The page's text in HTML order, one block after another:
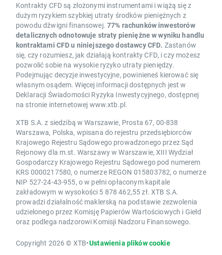
Kontrakty CFD są złożonymi instrumentami i wiążą się z
dużym ryzykiem szybkiej utraty środków pieniężnych z
powodu dźwigni finansowej. 77% rachunków inwestorów
detalicznych odnotowuje straty pieniężne w wyniku handlu
kontraktami CFD u niniejszego dostawcy CFD. Zastanów
się, czy rozumiesz, jak działają kontrakty CFD, i czy możesz
pozwolić sobie na wysokie ryzyko utraty pieniędzy.
Podejmując decyzje inwestycyjne, powinieneś kierować się
własnym osądem. Więcej informacji dostępnych jest w
Deklaracji Świadomości Ryzyka Inwestycyjnego, dostępnej
na stronie internetowej www.xtb.pl.
XTB S.A. z siedzibą w Warszawie, Prosta 67, 00-838
Warszawa, Polska, wpisana do rejestru przedsiębiorców
Krajowego Rejestru Sądowego prowadzonego przez Sąd
Rejonowy dla m.st. Warszawy w Warszawie, XIII Wydział
Gospodarczy Krajowego Rejestru Sądowego pod numerem
KRS 0000217580, o numerze REGON 015803782, o numerze
NIP 527-24-43-955, o w pełni opłaconym kapitale
zakładowym w wysokości 5 878 462,55 zł. XTB S.A.
prowadzi działalność maklerską na podstawie zezwolenia
udzielonego przez Komisję Papierów Wartościowych i Giełd
oraz podlega nadzorowi Komisji Nadzoru Finansowego.
Copyright 2026 © XTB•Ustawienia plików cookie